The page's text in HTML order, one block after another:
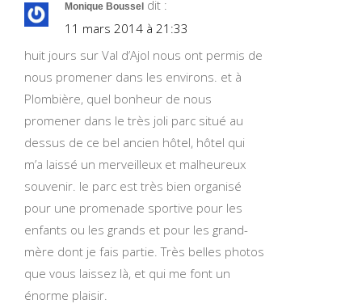
Monique Boussel dit :
11 mars 2014 à 21:33
huit jours sur Val d’Ajol nous ont permis de
nous promener dans les environs. et à
Plombière, quel bonheur de nous
promener dans le très joli parc situé au
dessus de ce bel ancien hôtel, hôtel qui
m’a laissé un merveilleux et malheureux
souvenir. le parc est très bien organisé
pour une promenade sportive pour les
enfants ou les grands et pour les grand-
mère dont je fais partie. Très belles photos
que vous laissez là, et qui me font un
énorme plaisir.